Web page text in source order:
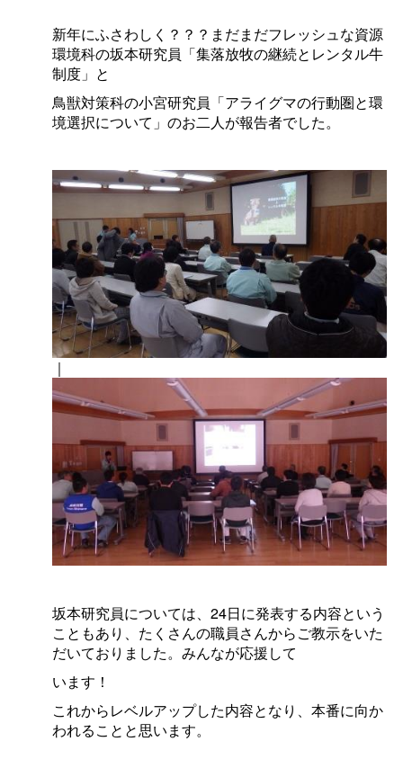
新年にふさわしく？？？まだまだフレッシュな資源
環境科の坂本研究員「集落放牧の継続とレンタル牛
制度」と
鳥獣対策科の小宮研究員「アライグマの行動圏と環
境選択について」のお二人が報告者でした。
｜
坂本研究員については、24日に発表する内容という
こともあり、たくさんの職員さんからご教示をいた
だいておりました。みんなが応援して
います！
これからレベルアップした内容となり、本番に向か
われることと思います。